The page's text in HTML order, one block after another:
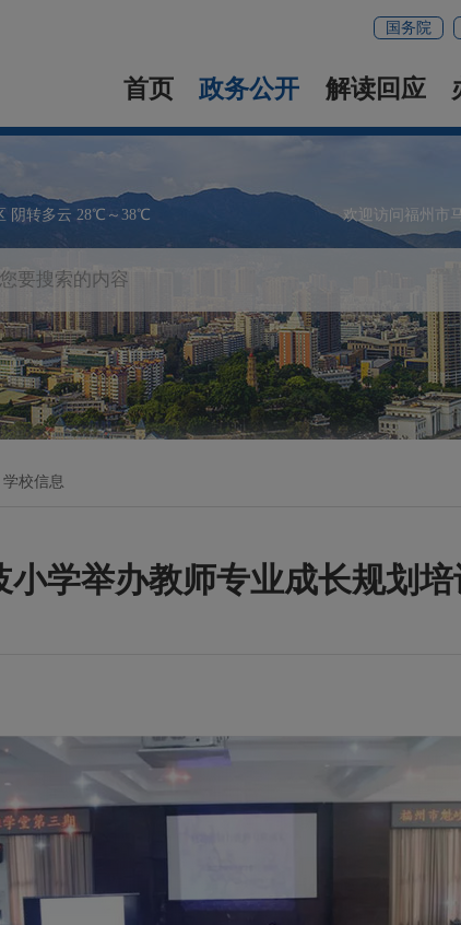
国务院
首页 政务公开 解读回应
阴转多云 28℃～38℃ 欢迎访问福州市
学校信息
小学举办教师专业成长规划培